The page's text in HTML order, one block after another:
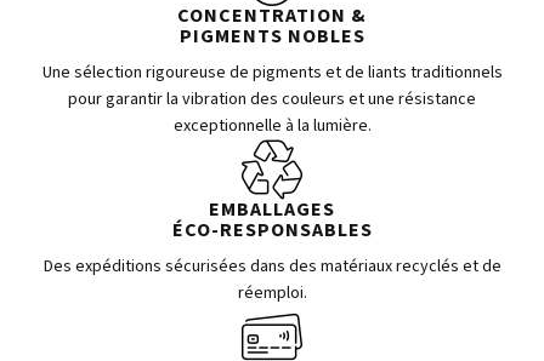
CONCENTRATION &
PIGMENTS NOBLES
Une sélection rigoureuse de pigments et de liants traditionnels
pour garantir la vibration des couleurs et une résistance
exceptionnelle à la lumière.
EMBALLAGES
ÉCO-RESPONSABLES
Des expéditions sécurisées dans des matériaux recyclés et de
réemploi.